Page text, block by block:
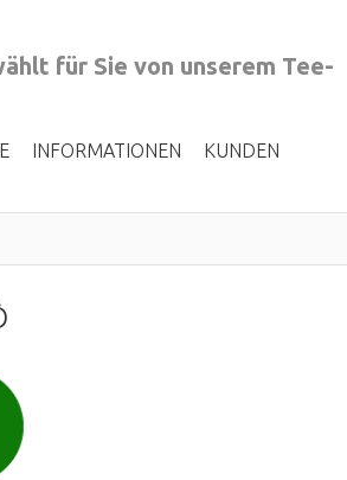
für Sie von unserem Tee-
INFORMATIONEN KUNDEN